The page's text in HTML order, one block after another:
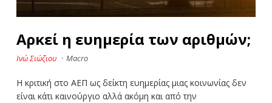
Αρκεί η ευημερία των αριθμών;
Ινώ Σιώζιου · Macro
Η κριτική στο ΑΕΠ ως δείκτη ευημερίας μιας κοινωνίας δεν
είναι κάτι καινούργιο αλλά ακόμη και από την